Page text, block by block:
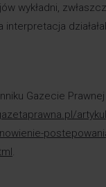
wykładni,
interpretacja
Gazecie Prawnej
.